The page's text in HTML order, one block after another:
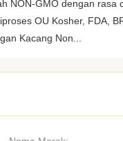
NON-GMO dengan rasa
OU Kosher, FDA,
Kacang Non...